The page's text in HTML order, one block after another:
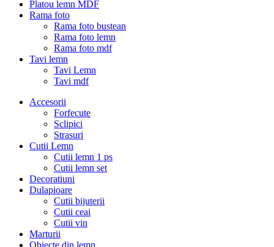
Platou lemn MDF
Rama foto
Rama foto bustean
Rama foto lemn
Rama foto mdf
Tavi lemn
Tavi Lemn
Tavi mdf
Accesorii
Forfecute
Sclipici
Strasuri
Cutii Lemn
Cutii lemn 1 ps
Cutii lemn set
Decoratiuni
Dulapioare
Cutii bijuterii
Cutii ceai
Cutii vin
Marturii
Obiecte din lemn